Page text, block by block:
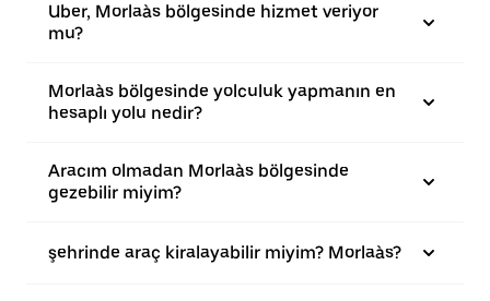
Uber, Morlaàs bölgesinde hizmet veriyor
mu?
Morlaàs bölgesinde yolculuk yapmanın en
hesaplı yolu nedir?
Aracım olmadan Morlaàs bölgesinde
gezebilir miyim?
şehrinde araç kiralayabilir miyim? Morlaàs?